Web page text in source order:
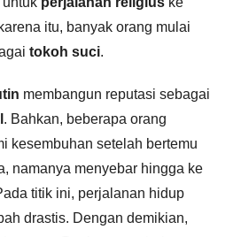
itu, banyak orang mulai
tokoh suci.
membangun reputasi sebagai
. Bahkan, beberapa orang
kesembuhan setelah bertemu
namanya menyebar hingga ke
titik ini, perjalanan hidup
drastis. Dengan demikian,